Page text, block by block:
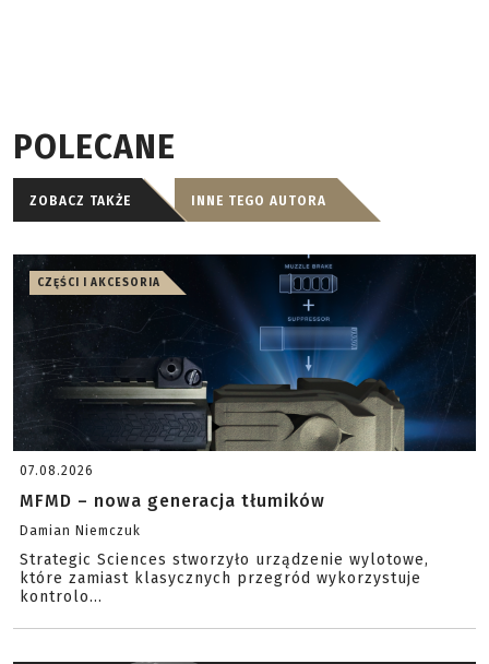
POLECANE
ZOBACZ TAKŻE INNE TEGO AUTORA
CZĘŚCI I AKCESORIA
07.08.2026
MFMD – nowa generacja tłumików
Damian Niemczuk
Strategic Sciences stworzyło urządzenie wylotowe,
które zamiast klasycznych przegród wykorzystuje
kontrolo...